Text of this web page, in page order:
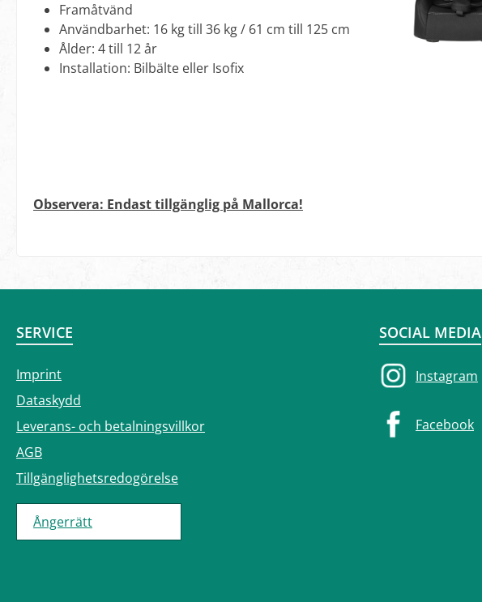
Framåtvänd
Användbarhet: 16 kg till 36 kg / 61 cm till 125 cm
Ålder: 4 till 12 år
Installation: Bilbälte eller Isofix
Observera: Endast tillgänglig på Mallorca!
SERVICE
Imprint
Dataskydd
Leverans- och betalningsvillkor
AGB
Tillgänglighetsredogörelse
Ångerrätt
SOCIAL MEDIA
Instagram
Facebook